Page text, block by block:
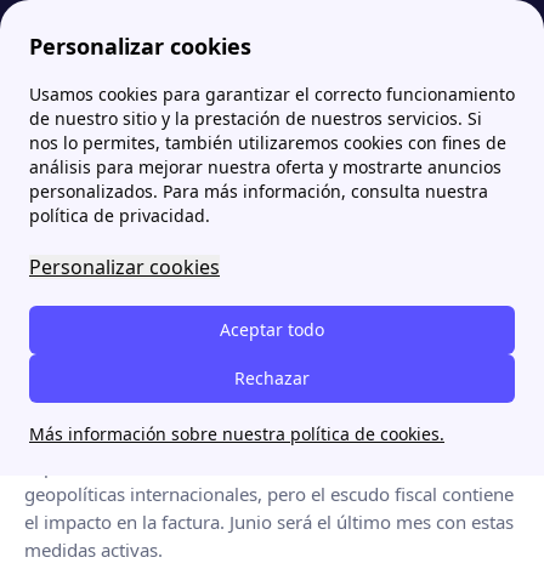
Personalizar cookies
Usamos cookies para garantizar el correcto funcionamiento
de nuestro sitio y la prestación de nuestros servicios. Si
nos lo permites, también utilizaremos cookies con fines de
análisis para mejorar nuestra oferta y mostrarte anuncios
personalizados. Para más información, consulta nuestra
política de privacidad.
Personalizar cookies
Aceptar todo
Rechazar
Más información sobre nuestra política de cookies.
Papernest.es Termómetro Energético papernest — El observatorio mensual del precio de la luz en España El pool se dispara un 28%, pero la factura apenas se mueve gracias al escudo fiscal
El pool se dispara un 28%,
pero la factura apenas se
mueve gracias al escudo
fiscal
Mayo 2026
MAYO 2026 Semáforo Normal Publicado el 3 de junio de 2026
geopolíticas internacionales, pero el escudo fiscal contiene
el impacto en la factura. Junio será el último mes con estas
medidas activas.